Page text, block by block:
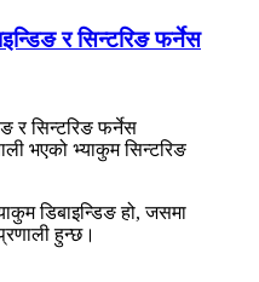
र सिन्टरिङ फर्नेस
र सिन्टरिङ फर्नेस
भएको भ्याकुम सिन्टरिङ
डिबाइन्डिङ हो, जसमा
हुन्छ।